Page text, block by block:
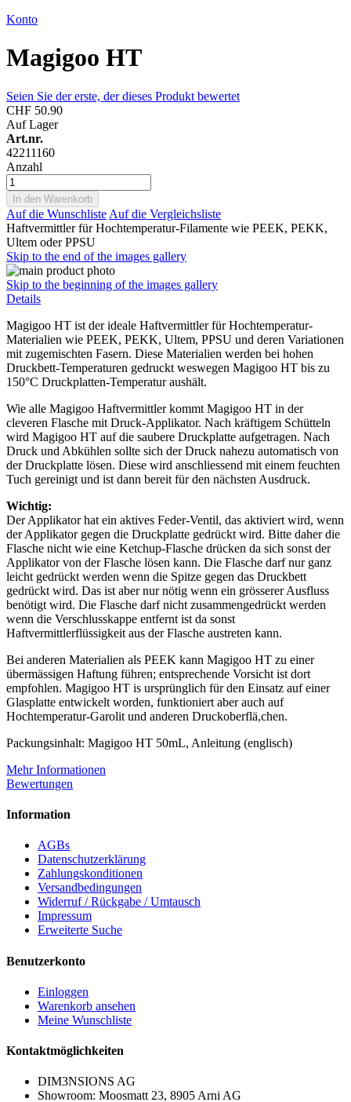
Konto
Magigoo HT
Seien Sie der erste, der dieses Produkt bewertet
CHF 50.90
Auf Lager
Art.nr.
42211160
Anzahl
In den Warenkorb
Auf die Wunschliste Auf die Vergleichsliste
Haftvermittler für Hochtemperatur-Filamente wie PEEK, PEKK,
Ultem oder PPSU
Skip to the end of the images gallery
Skip to the beginning of the images gallery
Details
Magigoo HT ist der ideale Haftvermittler für Hochtemperatur-
Materialien wie PEEK, PEKK, Ultem, PPSU und deren Variationen
mit zugemischten Fasern. Diese Materialien werden bei hohen
Druckbett-Temperaturen gedruckt weswegen Magigoo HT bis zu
150°C Druckplatten-Temperatur aushält.
Wie alle Magigoo Haftvermittler kommt Magigoo HT in der
cleveren Flasche mit Druck-Applikator. Nach kräftigem Schütteln
wird Magigoo HT auf die saubere Druckplatte aufgetragen. Nach
Druck und Abkühlen sollte sich der Druck nahezu automatisch von
der Druckplatte lösen. Diese wird anschliessend mit einem feuchten
Tuch gereinigt und ist dann bereit für den nächsten Ausdruck.
Wichtig:
Der Applikator hat ein aktives Feder-Ventil, das aktiviert wird, wenn
der Applikator gegen die Druckplatte gedrückt wird. Bitte daher die
Flasche nicht wie eine Ketchup-Flasche drücken da sich sonst der
Applikator von der Flasche lösen kann. Die Flasche darf nur ganz
leicht gedrückt werden wenn die Spitze gegen das Druckbett
gedrückt wird. Das ist aber nur nötig wenn ein grösserer Ausfluss
benötigt wird. Die Flasche darf nicht zusammengedrückt werden
wenn die Verschlusskappe entfernt ist da sonst
Haftvermittlerflüssigkeit aus der Flasche austreten kann.
Bei anderen Materialien als PEEK kann Magigoo HT zu einer
übermässigen Haftung führen; entsprechende Vorsicht ist dort
empfohlen. Magigoo HT is ursprünglich für den Einsatz auf einer
Glasplatte entwickelt worden, funktioniert aber auch auf
Hochtemperatur-Garolit und anderen Druckoberflä,chen.
Packungsinhalt: Magigoo HT 50mL, Anleitung (englisch)
Mehr Informationen
Bewertungen
Information
AGBs
Datenschutzerklärung
Zahlungskonditionen
Versandbedingungen
Widerruf / Rückgabe / Umtausch
Impressum
Erweiterte Suche
Benutzerkonto
Einloggen
Warenkorb ansehen
Meine Wunschliste
Kontaktmöglichkeiten
DIM3NSIONS AG
Showroom: Moosmatt 23, 8905 Arni AG